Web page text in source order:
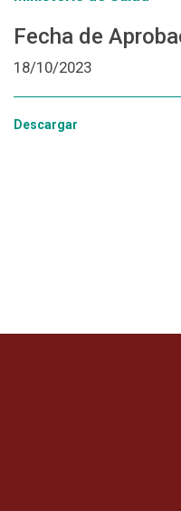
Fecha de
18/10/2023
Descargar